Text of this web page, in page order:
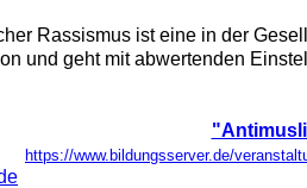
Rassismus ist eine in der
und geht mit abwertenden
https://www.bildungsserver.de/